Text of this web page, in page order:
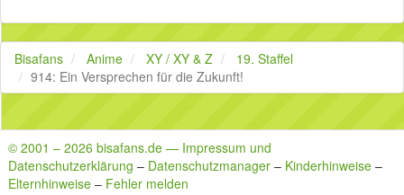
Bisafans Anime XY / XY & Z
19. Staffel
914: Ein Versprechen für die Zukunft!
© 2001 – 2026 bisafans.de — Impressum und
Datenschutzerklärung – Datenschutzmanager – Kinderhinweise –
Elternhinweise – Fehler melden